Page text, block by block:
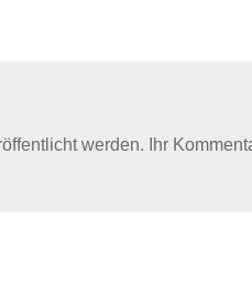
werden. Ihr